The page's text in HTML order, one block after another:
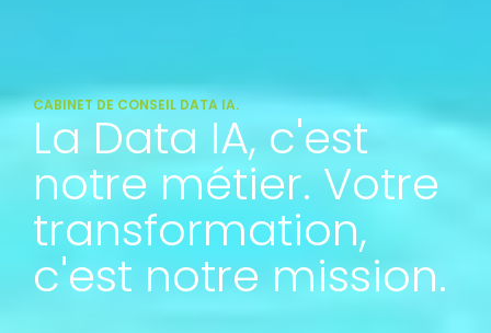
CABINET DE CONSEIL DATA IA.
La Data IA, c'est
notre métier. Votre
transformation,
c'est notre mission.